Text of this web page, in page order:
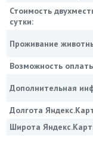
Стоимость
сутки:
Проживание
Возможность
Дополнительная
Долгота
Широта